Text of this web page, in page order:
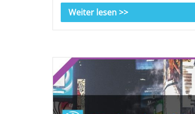
Weiter lesen >>